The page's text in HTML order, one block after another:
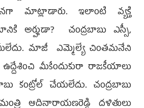
మాట్లాడారు. ఇలాంటి వ్యక్తి
అర్హుడా? చంద్రబాబు ఎస్సీ,
మాజీ ఎమ్మెల్యే చింతమనేని
ఉద్దేశించి మీకేందుకురా రాజకీయాలు
కంట్రోల్‌ చేయలేదు. చంద్రబాబు
ఆదినారాయణరెడ్డి దళితులు